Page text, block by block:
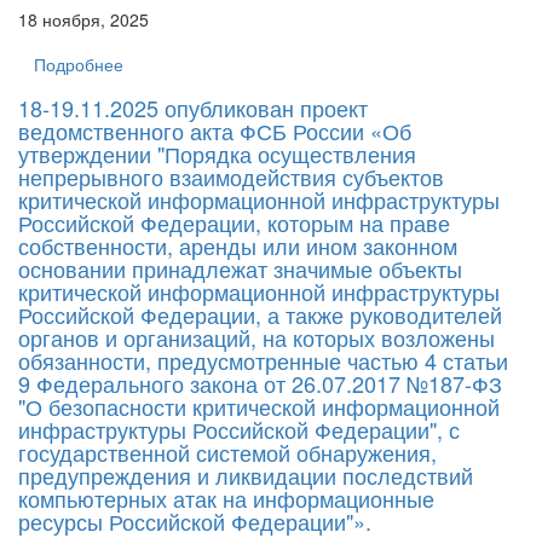
18 ноября, 2025
Подробнее
18-19.11.2025 опубликован проект
ведомственного акта ФСБ России «Об
утверждении "Порядка осуществления
непрерывного взаимодействия субъектов
критической информационной инфраструктуры
Российской Федерации, которым на праве
собственности, аренды или ином законном
основании принадлежат значимые объекты
критической информационной инфраструктуры
Российской Федерации, а также руководителей
органов и организаций, на которых возложены
обязанности, предусмотренные частью 4 статьи
9 Федерального закона от 26.07.2017 №187-ФЗ
"О безопасности критической информационной
инфраструктуры Российской Федерации", с
государственной системой обнаружения,
предупреждения и ликвидации последствий
компьютерных атак на информационные
ресурсы Российской Федерации"».